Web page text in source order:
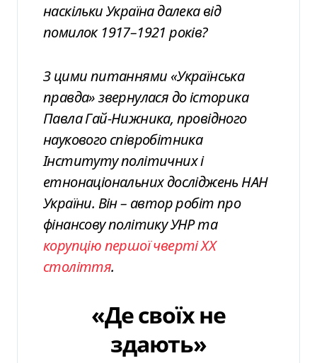
наскільки Україна далека від
помилок 1917–1921 років?
З цими питаннями «Українська
правда» звернулася до історика
Павла Гай-Нижника, провідного
наукового співробітника
Інституту політичних і
етнонаціональних досліджень НАН
України. Він – автор робіт про
фінансову політику УНР та
корупцію першої чверті XX
століття.
«Де своїх не
здають»